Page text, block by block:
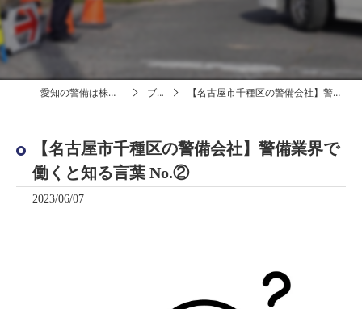
愛知の警備は株式会社アイアール ブログ 【名古屋市千種区の警備会社】警備業界で働くと知る言葉 No.②
【名古屋市千種区の警備会社】警備業界で
働くと知る言葉 No.②
2023/06/07